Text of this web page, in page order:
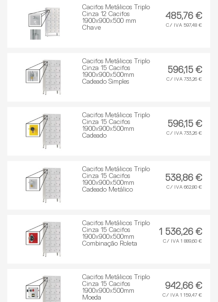
Cacifos Metálicos Triplo
Cinza 12 Cacifos
1900x900x500 mm
Chave
485,76 €
C/ IVA 597,48 €
Cacifos Metálicos Triplo
Cinza 15 Cacifos
1900x900x500mm
Cadeado Simples
596,15 €
C/ IVA 733,26 €
Cacifos Metálicos Triplo
Cinza 15 Cacifos
1900x900x500mm
Cadeado
596,15 €
C/ IVA 733,26 €
Cacifos Metálicos Triplo
Cinza 15 Cacifos
1900x900x500mm
Cadeado Metálico
538,86 €
C/ IVA 662,80 €
Cacifos Metálicos Triplo
Cinza 15 Cacifos
1900x900x500mm
Combinação Roleta
1 536,26 €
C/ IVA 1 889,60 €
Cacifos Metálicos Triplo
Cinza 15 Cacifos
1900x900x500mm
Moeda
942,66 €
C/ IVA 1 159,47 €